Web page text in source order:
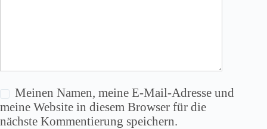
Meinen Namen, meine E-Mail-Adresse und
meine Website in diesem Browser für die
nächste Kommentierung speichern.